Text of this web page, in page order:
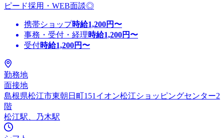
ピード採用・WEB面談◎
携帯ショップ時給1,200円〜
事務・受付・経理時給1,200円〜
受付時給1,200円〜
勤務地
面接地
島根県松江市東朝日町151イオン松江ショッピングセンター2
階
松江駅、乃木駅